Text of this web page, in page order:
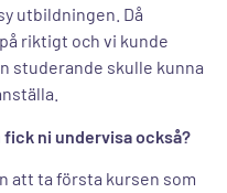
utbildningen. Då
riktigt och vi kunde
studerande skulle kunna
ni undervisa också?
att ta första kursen som